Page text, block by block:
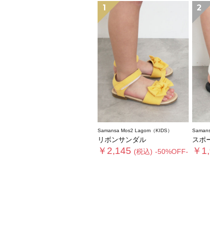
1
Samansa Mos2 Lagom（KIDS）
リボンサンダル
￥2,145 (税込) -50%OFF-
2
スポ
￥